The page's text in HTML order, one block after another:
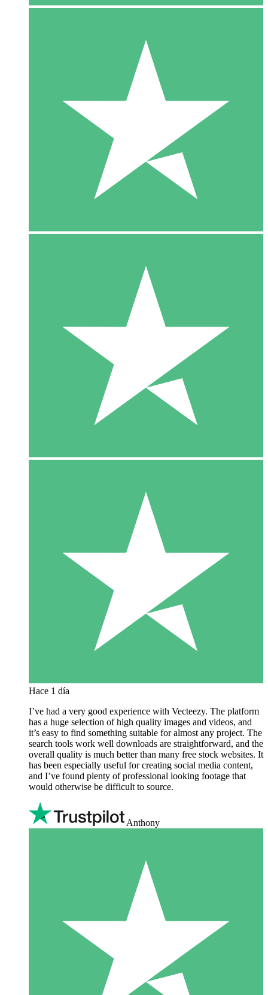
Hace 1 día
I’ve had a very good experience with Vecteezy. The platform
has a huge selection of high quality images and videos, and
it’s easy to find something suitable for almost any project. The
search tools work well downloads are straightforward, and the
overall quality is much better than many free stock websites. It
has been especially useful for creating social media content,
and I’ve found plenty of professional looking footage that
would otherwise be difficult to source.
Anthony